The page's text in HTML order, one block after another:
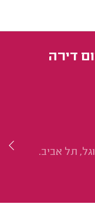
דירה
תל אביב.